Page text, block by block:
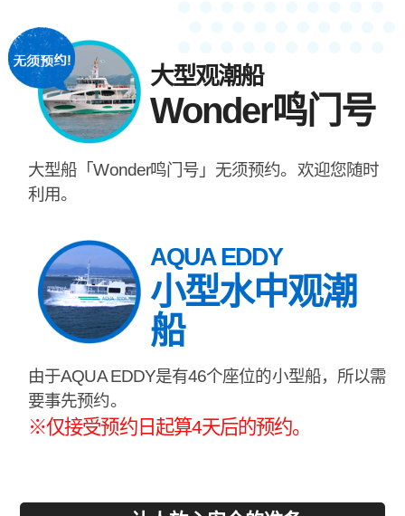
大型观潮船
Wonder鸣门号
大型船「Wonder鸣门号」无须预约。欢迎您随时
利用。
AQUA EDDY
小型水中观潮
船
由于AQUA EDDY是有46个座位的小型船，所以需
要事先预约。
※仅接受预约日起算4天后的预约。